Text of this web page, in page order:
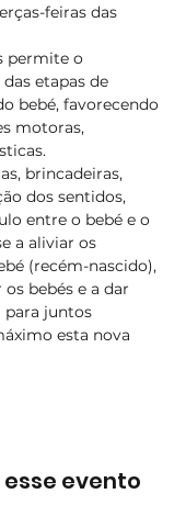
feiras das
permite o
etapas de
bebé, favorecendo
motoras,
brincadeiras,
dos sentidos,
entre o bebé e o
a aliviar os
(recém-nascido),
bebés e a dar
para juntos
esta nova
evento